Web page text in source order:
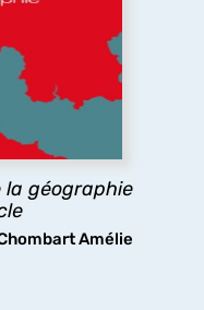
la géographie
Amélie
de la géographie
par les chocs
?
construire une
citoyenne et